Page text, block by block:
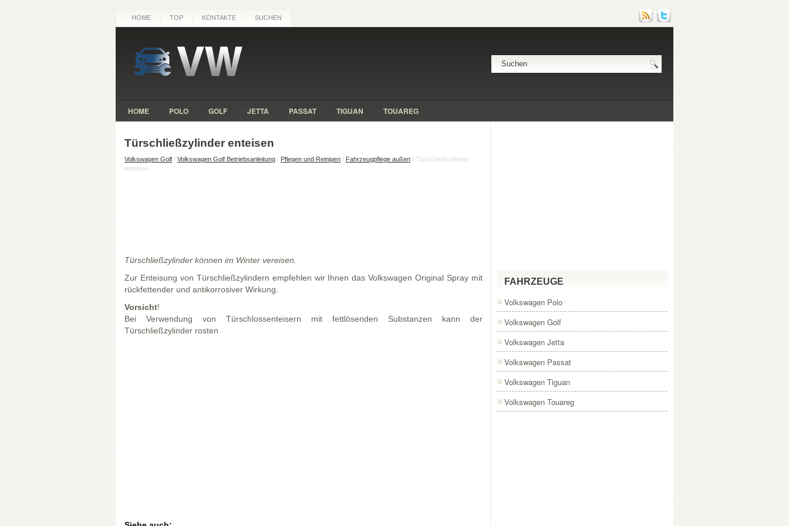
HOME TOP KONTAKTE SUCHEN
HOME POLO GOLF JETTA PASSAT TIGUAN TOUAREG
Türschließzylinder enteisen
Volkswagen Golf / Volkswagen Golf Betriebsanleitung / Pflegen und Reinigen / Fahrzeugpflege außen / Türschließzylinder
enteisen
Türschließzylinder können im Winter vereisen.
Zur Enteisung von Türschließzylindern empfehlen wir Ihnen das Volkswagen Original Spray mit
rückfettender und antikorrosiver Wirkung.
Vorsicht!
Bei Verwendung von Türschlossenteisern mit fettlösenden Substanzen kann der
Türschließzylinder rosten
FAHRZEUGE
Volkswagen Polo
Volkswagen Golf
Volkswagen Jetta
Volkswagen Passat
Volkswagen Tiguan
Volkswagen Touareg